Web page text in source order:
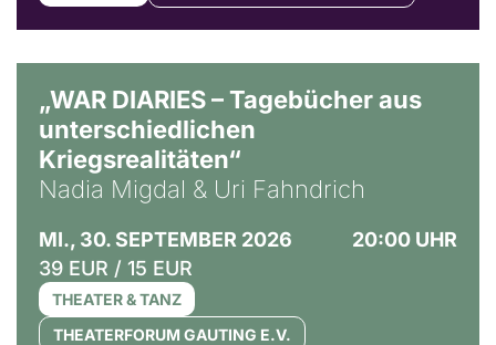
„WAR DIARIES – Tagebücher aus
unterschiedlichen
Kriegsrealitäten“
Nadia Migdal & Uri Fahndrich
MI., 30. SEPTEMBER 2026
20:00 UHR
39 EUR / 15 EUR
THEATER & TANZ
THEATERFORUM GAUTING E.V.